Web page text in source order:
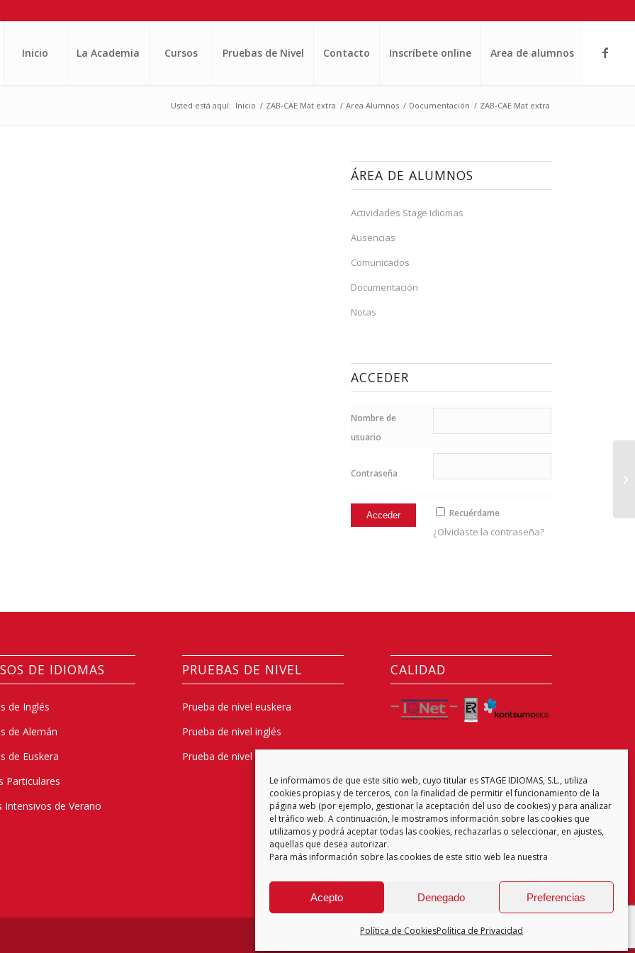
Le informamos de que este sitio web, cuyo titular es STAGE IDIOMAS, S.L., utiliza
cookies propias y de terceros, con la finalidad de permitir el funcionamiento de la
página web (por ejemplo, gestionar la aceptación del uso de cookies) y para analizar
el tráfico web. A continuación, le mostramos información sobre las cookies que
utilizamos y podrá aceptar todas las cookies, rechazarlas o seleccionar, en ajustes,
aquellas que desea autorizar.
Para más información sobre las cookies de este sitio web lea nuestra
Acepto Denegado Preferencias
Política de CookiesPolítica de Privacidad
Inicio La Academia Cursos Pruebas de Nivel Contacto Inscríbete online Area de alumnos
Usted está aquí: Inicio / ZAB-CAE Mat extra / Area Alumnos / Documentación / ZAB-CAE Mat extra
ÁREA DE ALUMNOS
Actividades Stage Idiomas
Ausencias
Comunicados
Documentación
Notas
ACCEDER
Nombre de
usuario
Contraseña
Recuérdame
¿Olvidaste la contraseña?
DE IDIOMAS
de Inglés
de Alemán
de Euskera
Particulares
Intensivos de Verano
PRUEBAS DE NIVEL
Prueba de nivel euskera
Prueba de nivel inglés
Prueba de nivel alemán
CALIDAD
CENTRO EXAMINADOR
Política de Privacidad Aviso Legal Política de Cookies